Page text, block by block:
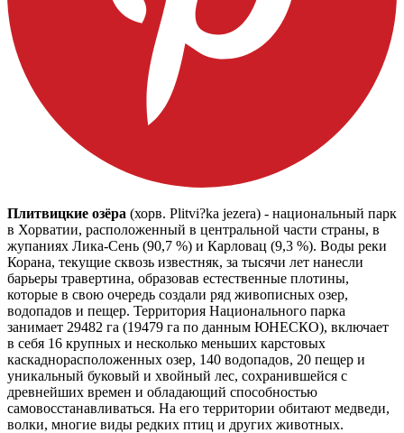
Плитвицкие озёра (хорв. Plitvi?ka jezera) - национальный парк
в Хорватии, расположенный в центральной части страны, в
жупаниях Лика-Сень (90,7 %) и Карловац (9,3 %). Воды реки
Корана, текущие сквозь известняк, за тысячи лет нанесли
барьеры травертина, образовав естественные плотины,
которые в свою очередь создали ряд живописных озер,
водопадов и пещер. Территория Национального парка
занимает 29482 га (19479 га по данным ЮНЕСКО), включает
в себя 16 крупных и несколько меньших карстовых
каскаднорасположенных озер, 140 водопадов, 20 пещер и
уникальный буковый и хвойный лес, сохранившейся с
древнейших времен и обладающий способностью
самовосстанавливаться. На его территории обитают медведи,
волки, многие виды редких птиц и других животных.